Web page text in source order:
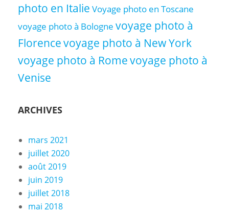
photo en Italie Voyage photo en Toscane
voyage photo à Bologne voyage photo à
Florencevoyage photo à New York
voyage photo à Romevoyage photo à
Venise
ARCHIVES
mars 2021
juillet 2020
août 2019
juin 2019
juillet 2018
mai 2018